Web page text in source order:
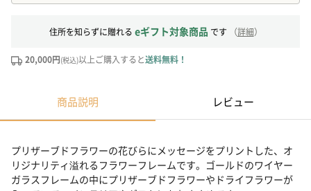
住所を知らずに贈れる eギフト対象商品 です （詳細）
20,000円(税込)以上ご購入すると送料無料！
商品説明 レビュー
プリザーブドフラワーの花びらにメッセージをプリントした、オ
リジナリティ溢れるフラワーフレームです。ゴールドのワイヤー
ガラスフレームの中にプリザーブドフラワーやドライフラワーが